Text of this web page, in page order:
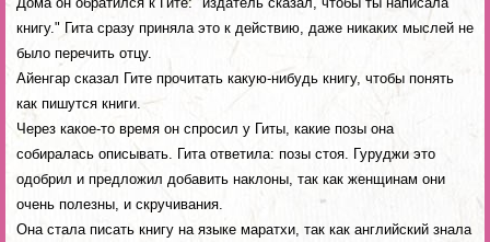
книгу." Гита сразу приняла это к действию, даже никаких мыслей не
было перечить отцу.
Айенгар сказал Гите прочитать какую-нибудь книгу, чтобы понять
как пишутся книги.
Через какое-то время он спросил у Гиты, какие позы она
собиралась описывать. Гита ответила: позы стоя. Гуруджи это
одобрил и предложил добавить наклоны, так как женщинам они
очень полезны, и скручивания.
Она стала писать книгу на языке маратхи, так как английский знала